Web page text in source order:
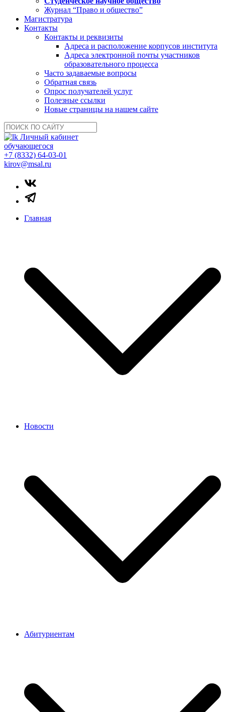
Журнал “Право и общество”
Магистратура
Контакты
Контакты и реквизиты
Адреса и расположение корпусов института
Адреса электронной почты участников
образовательного процесса
Часто задаваемые вопросы
Обратная связь
Опрос получателей услуг
Полезные ссылки
Новые страницы на нашем сайте
Личный кабинет
обучающегося
+7 (8332) 64-03-01
kirov@msal.ru
Главная
Новости
Абитуриентам